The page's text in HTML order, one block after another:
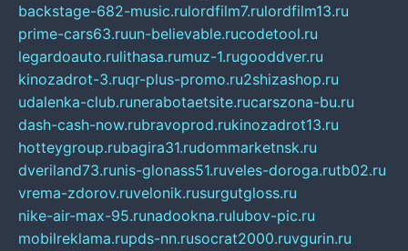
backstage-682-music.rulordfilm7.rulordfilm13.ru
prime-cars63.ruun-believable.rucodetool.ru
legardoauto.rulithasa.rumuz-1.rugooddver.ru
kinozadrot-3.ruqr-plus-promo.ru2shizashop.ru
udalenka-club.runerabotaetsite.rucarszona-bu.ru
dash-cash-now.rubravoprod.rukinozadrot13.ru
hotteygroup.rubagira31.rudommarketnsk.ru
dveriland73.runis-glonass51.ruveles-doroga.rutb02.ru
vrema-zdorov.ruvelonik.rusurgutgloss.ru
nike-air-max-95.runadookna.rulubov-pic.ru
mobilreklama.rupds-nn.rusocrat2000.ruvgurin.ru